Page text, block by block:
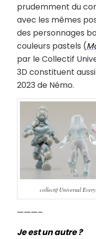
prudemment du
avec les mêmes
des personnages
couleurs pastels (
par le Collectif
3D constituent
2023 de Némo.
collectif Universal
———–
Je est un autre ?